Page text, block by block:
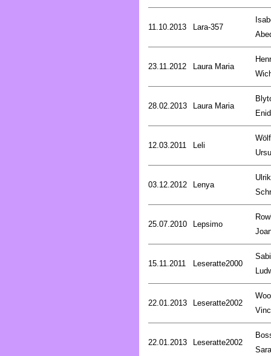
11.10.2013 Lara-357
23.11.2012 Laura Maria
28.02.2013 Laura Maria
Enid
12.03.2011 Leli
03.12.2012 Lenya
25.07.2010 Lepsimo
15.11.2011 Leseratte2000
22.01.2013 Leseratte2002
22.01.2013 Leseratte2002